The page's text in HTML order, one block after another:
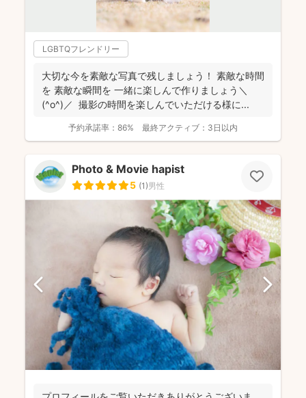
LGBTQフレンドリー
大切な今を素敵な写真で残しましょう！ 素敵な時間
を 素敵な瞬間を 一緒に楽しんで作りましょう＼
(^o^)／ 撮影の時間を楽しんでいただける様に...
予約承諾率： 86% 最終アクティブ： 3日以内
Photo & Movie hapist
5 (1)男性